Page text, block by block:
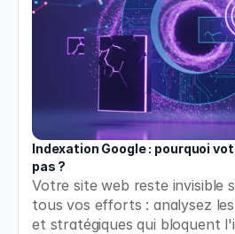
Indexation Google : pourquoi
pas ?
Votre site web reste invisible
tous vos efforts : analysez
et stratégiques qui bloquent